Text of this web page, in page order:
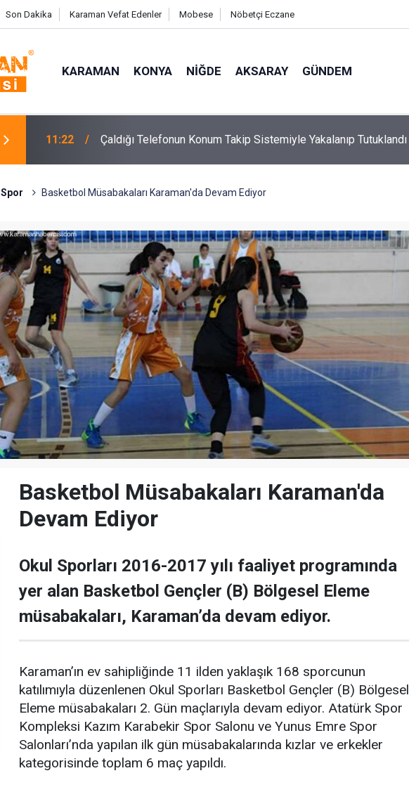
Son Dakika Karaman Vefat Edenler Mobese Nöbetçi Eczane
KARAMAN KONYA NIĞDE AKSARAY GÜNDEM
11:22 Çaldığı Telefonun Konum Takip Sistemiyle Yakalanıp Tutuklandı
Spor Basketbol Müsabakaları Karaman'da Devam Ediyor
Basketbol Müsabakaları Karaman'da
Devam Ediyor
Okul Sporları 2016-2017 yılı faaliyet programında
yer alan Basketbol Gençler (B) Bölgesel Eleme
müsabakaları, Karaman’da devam ediyor.
Karaman’ın ev sahipliğinde 11 ilden yaklaşık 168 sporcunun
katılımıyla düzenlenen Okul Sporları Basketbol Gençler (B) Bölgesel
Eleme müsabakaları 2. Gün maçlarıyla devam ediyor. Atatürk Spor
Kompleksi Kazım Karabekir Spor Salonu ve Yunus Emre Spor
Salonları’nda yapılan ilk gün müsabakalarında kızlar ve erkekler
kategorisinde toplam 6 maç yapıldı.